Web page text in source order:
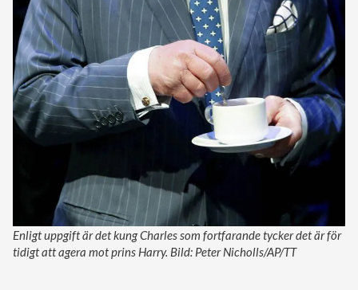
Enligt uppgift är det kung Charles som fortfarande tycker det är för
tidigt att agera mot prins Harry. Bild: Peter Nicholls/AP/TT